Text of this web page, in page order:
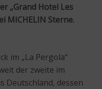
„Grand Hotel Les
MICHELIN Sterne.
im „La Pergola“
der zweite im
Deutschland, dessen